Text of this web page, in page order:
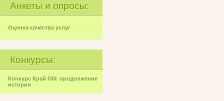
Анкеты и опросы:
Оценка качества услуг
Конкурсы:
Конкурс Край ON: продолжение
истории